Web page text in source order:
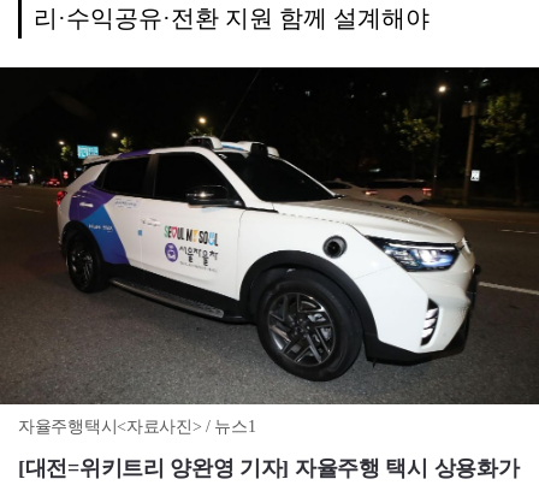
리·수익공유·전환 지원 함께 설계해야
자율주행택시<자료사진> / 뉴스1
[대전=위키트리 양완영 기자] 자율주행 택시 상용화가